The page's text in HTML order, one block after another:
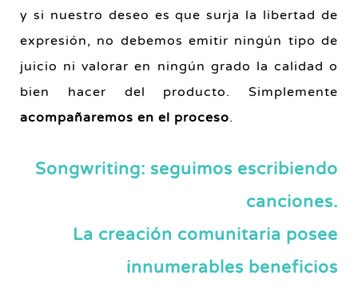
y si nuestro deseo es que surja la libertad de
expresión, no debemos emitir ningún tipo de
juicio ni valorar en ningún grado la calidad o
bien hacer del producto. Simplemente
acompañaremos en el proceso.
Songwriting: seguimos escribiendo
canciones.
La creación comunitaria posee
innumerables beneficios